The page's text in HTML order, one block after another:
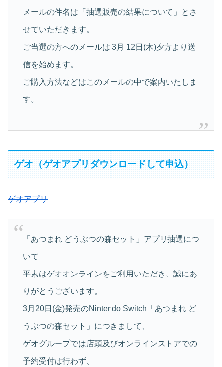
メールの件名は「抽選販売の結果について」とさ
せていただきます。
ご当選の方へのメールは 3月 12日(木)夕方より送
信を始めます。
ご購入方法などはこのメールの中で案内いたしま
す。
ゲオ（ゲオアプリダウンロードして申込）
ゲオアプリ
「あつまれ どうぶつの森セット」アプリ抽選につ
いて
平素はゲオオンラインをご利用いただき、誠にあ
りがとうございます。
3月20日(金)発売のNintendo Switch「あつまれ ど
うぶつの森セット」につきまして、
ゲオグループでは店頭及びオンラインストアでの
予約受付は行わず、